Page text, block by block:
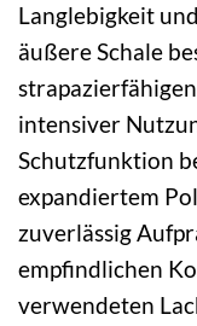
Langlebigkeit
äußere Schale
intensiver
Schutzfunktion
expandiertem
zuverlässig
empfindlichen
verwendeten